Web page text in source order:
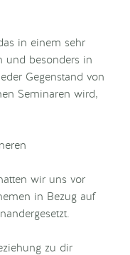
in einem sehr
und besonders in
Gegenstand von
Seminaren wird,
wir uns vor
in Bezug auf
zu dir